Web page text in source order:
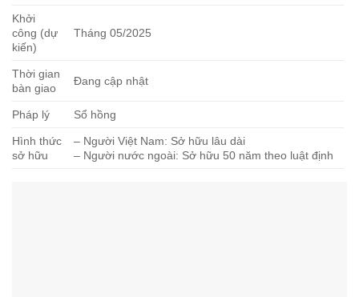
Khởi
công (dự
kiến)
Tháng 05/2025
Thời gian
bàn giao
Đang cập nhật
Pháp lý Sổ hồng
Hình thức
sở hữu
– Người Việt Nam: Sở hữu lâu dài
– Người nước ngoài: Sở hữu 50 năm theo luật định